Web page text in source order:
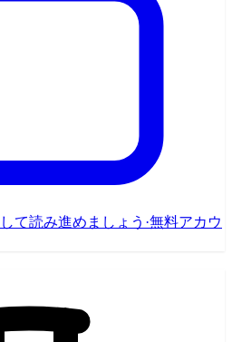
て読み進めましょう ·無料アカウ